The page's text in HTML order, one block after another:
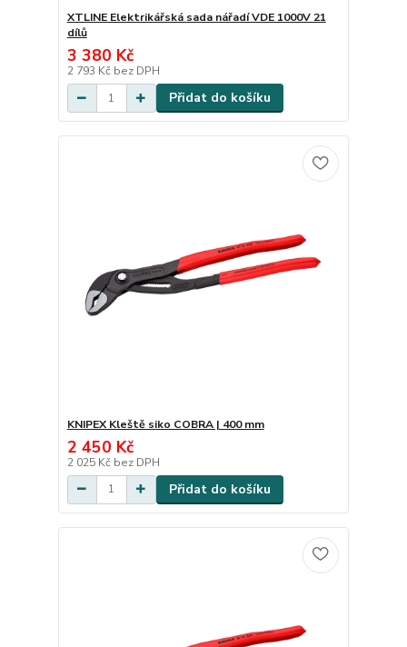
XTLINE Elektrikářská sada nářadí VDE 1000V 21
dílů
3 380 Kč
2 793 Kč bez DPH
Přidat do košíku
KNIPEX Kleště siko COBRA | 400 mm
2 450 Kč
2 025 Kč bez DPH
Přidat do košíku